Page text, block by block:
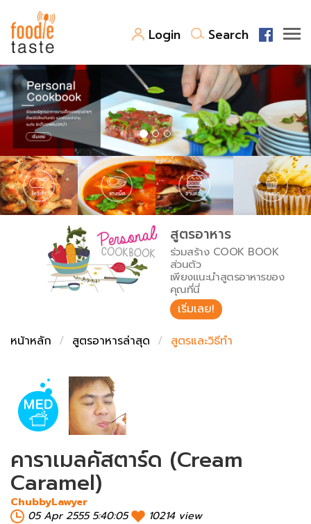
Login Search
สูตรอาหาร
สูตรอาหารล่าสุด
Top Foodie
พาไปชิม
สารพันก้นครัว
เคล็ดลับน่ารู้
เปรียบเทียบหน่วยการตวง
เปรียบเทียบอุณหภูมิ
เปรียบเทียบน้ำหนักวัตถุดิบ
FoodPedia
สร้าง Cookbook
สูตรอาหาร
ร่วมสร้าง COOK BOOK
ส่วนตัว
เพียงแนะนำสูตรอาหารของ
คุณที่นี่
เริ่มเลย!
หน้าหลัก
สูตรอาหารล่าสุด สูตรและวิธีทำ
คาราเมลคัสตาร์ด (Cream
Caramel)
ChubbyLawyer
05 Apr 2555 5:40:05
10214 view